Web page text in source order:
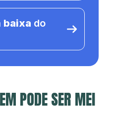
baixa do
PODE SER MEI